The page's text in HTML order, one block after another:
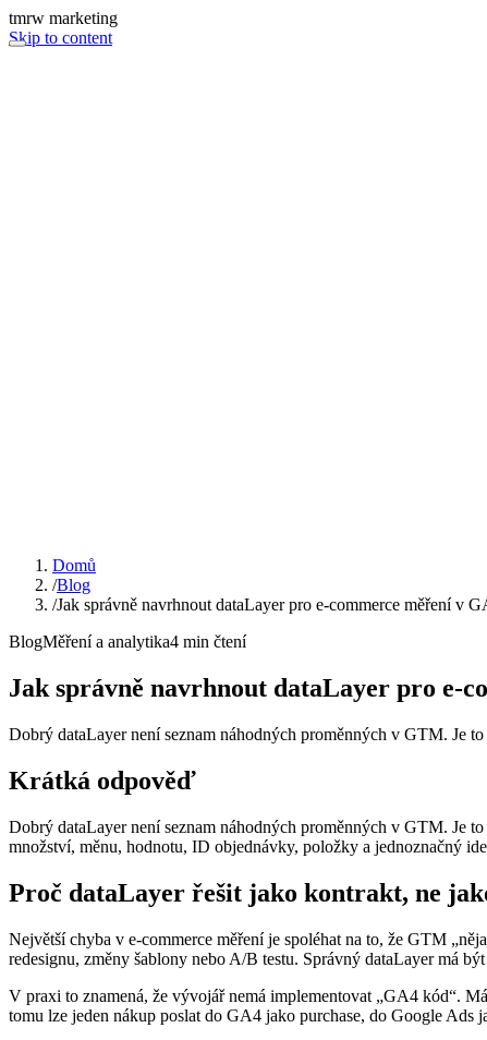
tmrw marketing
Skip to content
Domů
/Blog
/Jak správně navrhnout dataLayer pro e-commerce měření v
BlogMěření a analytika4 min čtení
Jak správně navrhnout dataLayer pro e-
Dobrý dataLayer není seznam náhodných proměnných v GTM. Je
Krátká odpověď
Dobrý dataLayer není seznam náhodných proměnných v GTM. Je
množství, měnu, hodnotu, ID objednávky, položky a jednoznačný
Proč dataLayer řešit jako kontrakt, ne
Největší chyba v e-commerce měření je spoléhat na to, že GTM
redesignu, změny šablony nebo A/B testu. Správný dataLayer má
V praxi to znamená, že vývojář nemá implementovat „GA4 kód“.
tomu lze jeden nákup poslat do GA4 jako purchase, do Google Ads